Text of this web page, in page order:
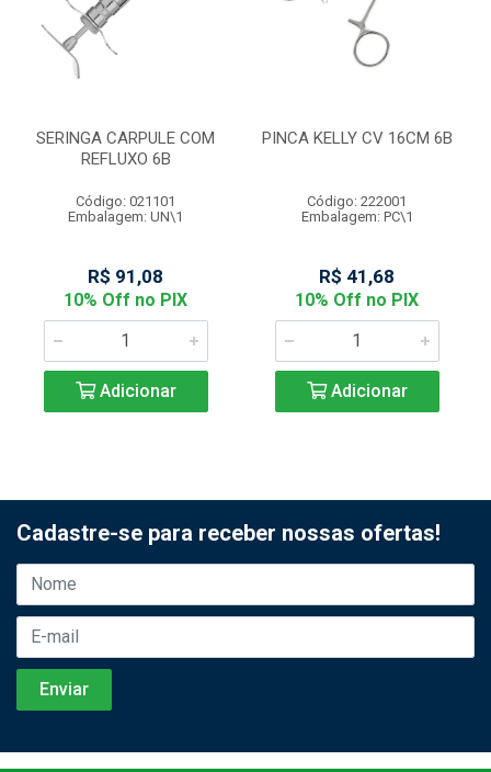
SERINGA CARPULE COM
REFLUXO 6B
Código: 021101
Embalagem: UN\1
R$ 91,08
10% Off no PIX
Adicionar
PINCA KELLY CV 16CM 6B
Código: 222001
Embalagem: PC\1
R$ 41,68
10% Off no PIX
Adicionar
Cadastre-se para receber nossas ofertas!